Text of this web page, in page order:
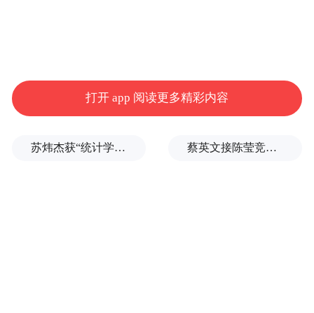
一朵朵小小的粉红，俏生生地生长在枝头，
打开 app 阅读更多精彩内容
苏炜杰获“统计学界的诺贝尔奖”，又是北大数院07级 蔡英文接陈莹竞选总部主委？郭正亮爆玄机：她的谋划是陈其迈